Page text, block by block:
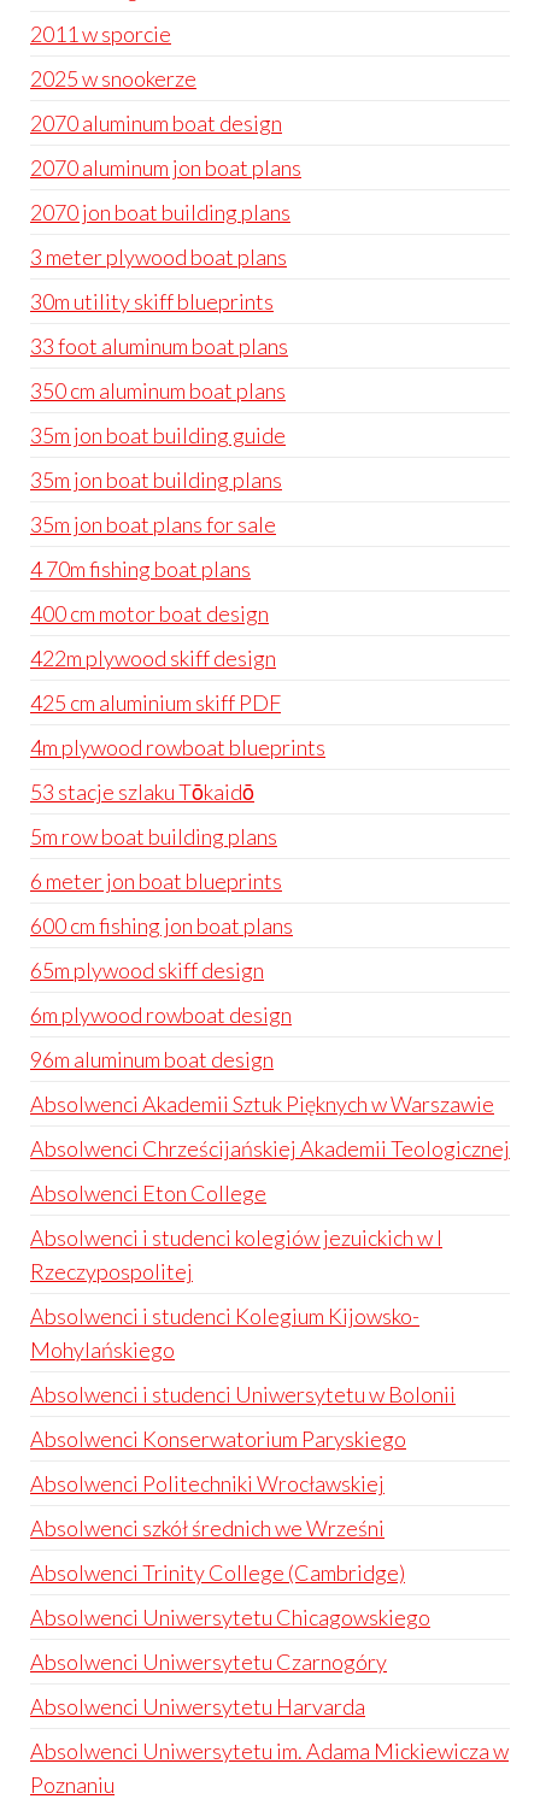
2011 w sporcie
2025 w snookerze
2070 aluminum boat design
2070 aluminum jon boat plans
2070 jon boat building plans
3 meter plywood boat plans
30m utility skiff blueprints
33 foot aluminum boat plans
350 cm aluminum boat plans
35m jon boat building guide
35m jon boat building plans
35m jon boat plans for sale
4 70m fishing boat plans
400 cm motor boat design
422m plywood skiff design
425 cm aluminium skiff PDF
4m plywood rowboat blueprints
53 stacje szlaku Tōkaidō
5m row boat building plans
6 meter jon boat blueprints
600 cm fishing jon boat plans
65m plywood skiff design
6m plywood rowboat design
96m aluminum boat design
Absolwenci Akademii Sztuk Pięknych w Warszawie
Absolwenci Chrześcijańskiej Akademii Teologicznej
Absolwenci Eton College
Absolwenci i studenci kolegiów jezuickich w I
Rzeczypospolitej
Absolwenci i studenci Kolegium Kijowsko-
Mohylańskiego
Absolwenci i studenci Uniwersytetu w Bolonii
Absolwenci Konserwatorium Paryskiego
Absolwenci Politechniki Wrocławskiej
Absolwenci szkół średnich we Wrześni
Absolwenci Trinity College (Cambridge)
Absolwenci Uniwersytetu Chicagowskiego
Absolwenci Uniwersytetu Czarnogóry
Absolwenci Uniwersytetu Harvarda
Absolwenci Uniwersytetu im. Adama Mickiewicza w
Poznaniu